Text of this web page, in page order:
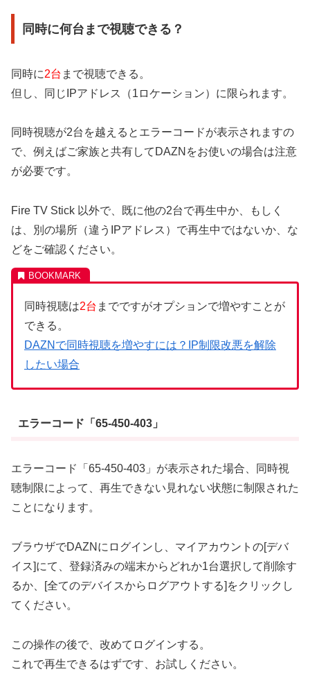
同時に何台まで視聴できる？
同時に2台 まで視聴できる。
但し、同じIPアドレス（1ロケーション）に限られます。
同時視聴が2台を越えるとエラーコードが表示されますの
で、例えばご家族と共有してDAZNをお使いの場合は注意
が必要です。
Fire TV Stick 以外で、既に他の2台で再生中か、もしく
は、別の場所（違うIPアドレス）で再生中ではないか、な
どをご確認ください。
同時視聴は2台 までですがオプションで増やすことが
できる。
DAZNで同時視聴を増やすには？IP制限改悪を解除
したい場合
エラーコード「65-450-403」
エラーコード「65-450-403」が表示された場合、同時視
聴制限によって、再生できない見れない状態に制限された
ことになります。
ブラウザでDAZNにログインし、マイアカウントの[デバ
イス]にて、登録済みの端末からどれか1台選択して削除す
るか、[全てのデバイスからログアウトする]をクリックし
てください。
この操作の後で、改めてログインする。
これで再生できるはずです、お試しください。